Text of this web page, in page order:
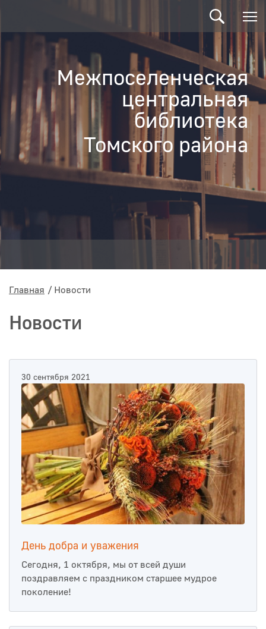
Межпоселенческая
центральная
библиотека
Томского района
Главная Новости
Новости
30 сентября 2021
День добра и уважения
Сегодня, 1 октября, мы от всей души
поздравляем с праздником старшее мудрое
поколение!